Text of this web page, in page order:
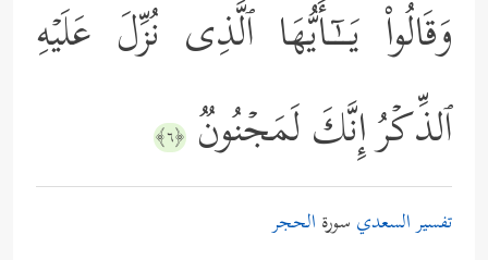
وَقَالُواْ یَــٰۤـأَیُّهَا ٱلَّذِی نُزِّلَ عَلَیۡهِ
ٱلذِّكۡرُ إِنَّكَ لَمَجۡنُونࣱ ﴿٦﴾
تفسير السعدي سورة الحجر